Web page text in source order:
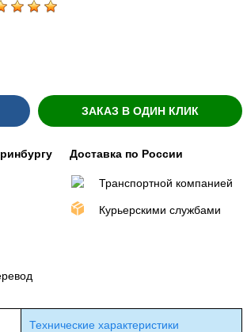
ЗАКАЗ В ОДИН КЛИК
Доставка по России
Транспортной компанией
Курьерскими службами
Технические характеристики